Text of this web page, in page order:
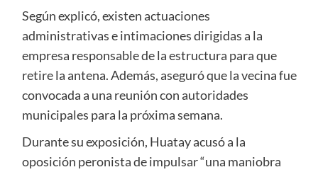
Según explicó, existen actuaciones
administrativas e intimaciones dirigidas a la
empresa responsable de la estructura para que
retire la antena. Además, aseguró que la vecina fue
convocada a una reunión con autoridades
municipales para la próxima semana.
Durante su exposición, Huatay acusó a la
oposición peronista de impulsar “una maniobra